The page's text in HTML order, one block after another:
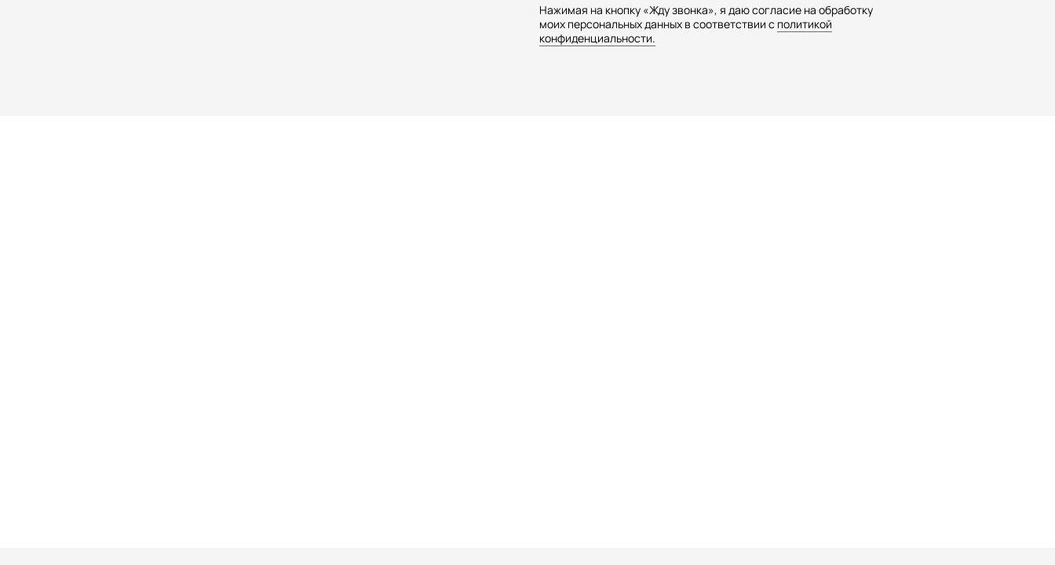
Нажимая на кнопку «Жду звонка», я даю согласие на обработку
моих персональных данных в соответствии с политикой
конфиденциальности.